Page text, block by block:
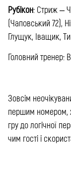
Рубікон: Стриж –
(Чаповський 72),
Глущук, Іващик,
Головний тренер:
Зовсім
першим номером,
гру до логічної
чим гості і